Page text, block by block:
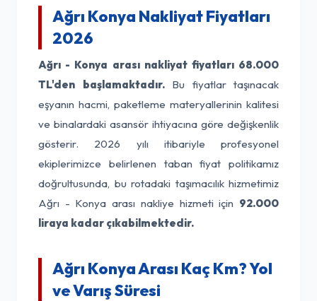
Ağrı Konya Nakliyat Fiyatları
2026
Ağrı - Konya arası nakliyat fiyatları 68.000
TL'den başlamaktadır.Bu fiyatlar taşınacak
eşyanın hacmi, paketleme materyallerinin kalitesi
ve binalardaki asansör ihtiyacına göre değişkenlik
gösterir. 2026 yılı itibariyle profesyonel
ekiplerimizce belirlenen taban fiyat politikamız
doğrultusunda, bu rotadaki taşımacılık hizmetimiz
Ağrı - Konya arası nakliye hizmeti için 92.000
liraya kadar çıkabilmektedir.
Ağrı Konya Arası Kaç Km? Yol
ve Varış Süresi